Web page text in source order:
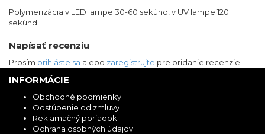
Polymerizácia v LED lampe 30-60 sekúnd, v UV lampe 120
sekúnd.
Napísať recenziu
Prosím prihláste sa alebo zaregistrujte pre pridanie recenzie
INFORMÁCIE
Obchodné podmienky
Odstúpenie od zmluvy
Reklamačný poriadok
Ochrana osobných údajov